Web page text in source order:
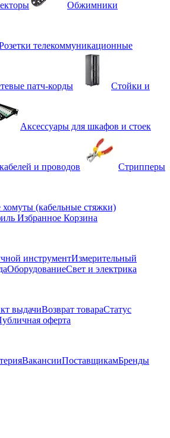
Обжимники
телекоммуникационные
патч-корды Стойки и
Аксессуары для шкафов и стоек
и проводов Стрипперы
(кабельные стяжки)
Избранное Корзина
инструментИзмерительный
ОборудованиеСвет и электрика
выдачиВозврат товараСтатус
оферта
ВакансииПоставщикамБренды